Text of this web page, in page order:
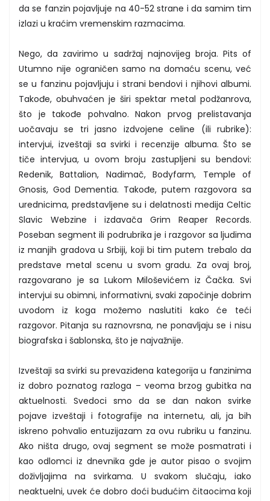
da se fanzin pojavljuje na 40-52 strane i da samim tim
izlazi u kraćim vremenskim razmacima.
Nego, da zavirimo u sadržaj najnovijeg broja. Pits of
Utumno nije ograničen samo na domaću scenu, već
se u fanzinu pojavljuju i strani bendovi i njihovi albumi.
Takođe, obuhvaćen je širi spektar metal podžanrova,
što je takođe pohvalno. Nakon prvog prelistavanja
uočavaju se tri jasno izdvojene celine (ili rubrike):
intervjui, izveštaji sa svirki i recenzije albuma. Što se
tiče intervjua, u ovom broju zastupljeni su bendovi:
Redenik, Battalion, Nadimač, Bodyfarm, Temple of
Gnosis, God Dementia. Takođe, putem razgovora sa
urednicima, predstavljene su i delatnosti medija Celtic
Slavic Webzine i izdavača Grim Reaper Records.
Poseban segment ili podrubrika je i razgovor sa ljudima
iz manjih gradova u Srbiji, koji bi tim putem trebalo da
predstave metal scenu u svom gradu. Za ovaj broj,
razgovarano je sa Lukom Miloševićem iz Čačka. Svi
intervjui su obimni, informativni, svaki započinje dobrim
uvodom iz koga možemo naslutiti kako će teći
razgovor. Pitanja su raznovrsna, ne ponavljaju se i nisu
biografska i šablonska, što je najvažnije.
Izveštaji sa svirki su prevaziđena kategorija u fanzinima
iz dobro poznatog razloga – veoma brzog gubitka na
aktuelnosti. Svedoci smo da se dan nakon svirke
pojave izveštaji i fotografije na internetu, ali, ja bih
iskreno pohvalio entuzijazam za ovu rubriku u fanzinu.
Ako ništa drugo, ovaj segment se može posmatrati i
kao odlomci iz dnevnika gde je autor pisao o svojim
doživljajima na svirkama. U svakom slučaju, iako
neaktuelni, uvek će dobro doći budućim čitaocima koji